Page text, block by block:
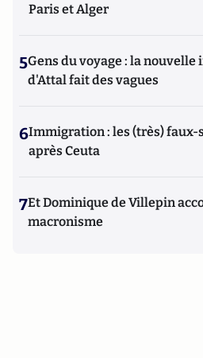
Paris et Alger
5Gens du voyage : la
d'Attal fait des vagues
6Immigration : les (très) faux-
après Ceuta
7Et Dominique de Villepin
macronisme